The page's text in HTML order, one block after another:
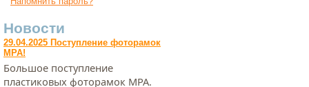
Новости
29.04.2025 Поступление фоторамок
МРА!
Большое поступление
пластиковых фоторамок МРА.